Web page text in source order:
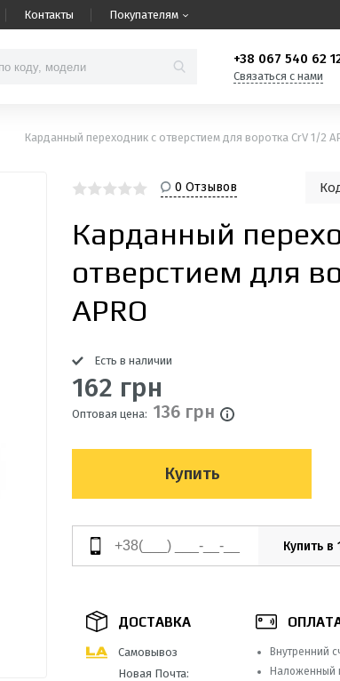
Контакты Покупателям
+38 067 540 62
Связаться с нами
Карданный переходник с отверстием для воротка CrV 1/2
0 Отзывов
Карданный
отверстием для
APRO
Есть в наличии
162 грн
Оптовая цена: 136 грн
Купить
Купить в
ДОСТАВКА
Самовывоз
Новая Почта:
Внутренний
Наложенный